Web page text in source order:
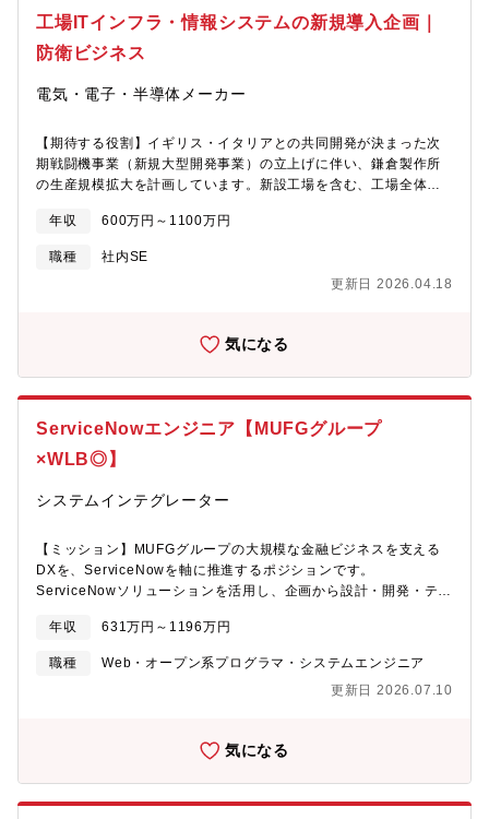
ServiceNow障害対応自動化システム導入期間：6ヵ月 規模：40
人月Ansible Towerなどの自動化ツールと連携することで、対応方
過去の対応内容をナレッジと蓄積、検索性を含めユーザビリティ
織となっております。女性の比率は約20%で、育休後に復職して
時短勤務で働いているメンバーもいます。【入社後に期待するこ
と】入社前のご本人の得意領域やPJ経験に合わせて立ち上がりの
案件アサインや認定資格の取得を計画しますが、標準的には、
まず数名程度の導入プロジェクトのSE/PGポジションを担当いた
だきながらServiceNow導入プロジェクトの標準的な進め方と同社
同社パートナーエンジニアを体制に組み入れながらチーム育成、
す。本人の素養、活躍次第では将来的にラインマネージャーをお
任せすることも検討しております。【開発ツール】ServiceNow、
JavaScript、ITIL、アジャイル開発【本部のビジョン】フロント
ス・プロセス・オートメーション（BPA）のプロフェッサーとな
ープン系技術を利用することから新卒や未経験からの育成・スキ
で急成長を遂げている企業です。ServiceNow, Inc.のプライムパ
ートナーとして、エンタープライズ領域を中心にプライム案件比
率は7割以上であり、よりお客様に近いポジションでのビジネス展
として専門組織を有し事業成長とともに社員が着実に成長できる
PM（プロジェクトマネージャ）業務、要件定義作業・顧客との折
衝、契約調整・提案、見積対応をお任せします。
工場ITインフラ・情報システムの新規導入企画｜
防衛ビジネス
電気・電子・半導体メーカー
【期待する役割】イギリス・イタリアとの共同開発が決まった次
期戦闘機事業（新規大型開発事業）の立上げに伴い、鎌倉製作所
の生産規模拡大を計画しています。新設工場を含む、工場全体の
ただきます。【業務内容】■設計・製造ツールを含めたDX環境の
企画立案・導入立上げ■工場内の情報セキュリティを考慮したサー
バ導入・維持管理■工場ITインフラ導入に向けた、ベンダーとの調
整折衝等を中心とした企画業務■情報システム（DX）を含む、工
整備など、工場全体のDX戦略企画を一から経験できます。■大規
ジションです。■企画内容を工事施工業者へ橋渡ししたりITベンダ
とができます。【次期戦闘機事業の魅力】■次期戦闘機事業は、イ
ギリス、イタリア、日本の3カ国で共同開発をすることに政府間で
から日本のミッションシステム・インテグレータ企業に選定さ
を実施中です。【組織】■次期戦闘機プログラム開発センター次期
戦闘機事業で同社が担当する航空機システム及び電波・光波セン
サ等の開発において、経営管理及び維持に関する業務を担う。■計
画管理課社内の次期戦闘機PJTのスケジュール管理や、共同開発国
取り纏め等のPJT統括を担っています。※計画管理課が策定したプ
ログラムのもと、隣接する部門であるシステム技術課にて製品開
しは１つのユニットでの選考となります。複数ユニットで選考の
１つのユニットでオファーとなります。※応募時点、選考過程の
中でご希望をお伝えも可能なため、柔軟に調整頂けます。【働き
年収 600万円～1100万円
職種
社内SE
更新日 2026.04.18
気になる
ServiceNowエンジニア【MUFGグループ
×WLB◎】
システムインテグレーター
【ミッション】MUFGグループの大規模な金融ビジネスを支える
DXを、ServiceNowを軸に推進するポジションです。
ServiceNowソリューションを活用し、企画から設計・開発・テス
ます。高い品質・セキュリティ要件とスピード・アジリティの両
立が求められる環境で、SaaSを最大限活用しながら価値創出のリ
ードタイム短縮に挑戦できます。海外拠点向けのServiceNowアプ
リケーション開発・提供の機会もあり、英会話能力をお持ちの方
ServiceNow開発を担っていただきます。企画・要件定義・ソリュ
保守まで、一連のプロセスに関与いただきます。■ServiceNowを
年収 631万円～1196万円
職種
Web・オープン系プログラマ・システムエンジニア
更新日 2026.07.10
気になる